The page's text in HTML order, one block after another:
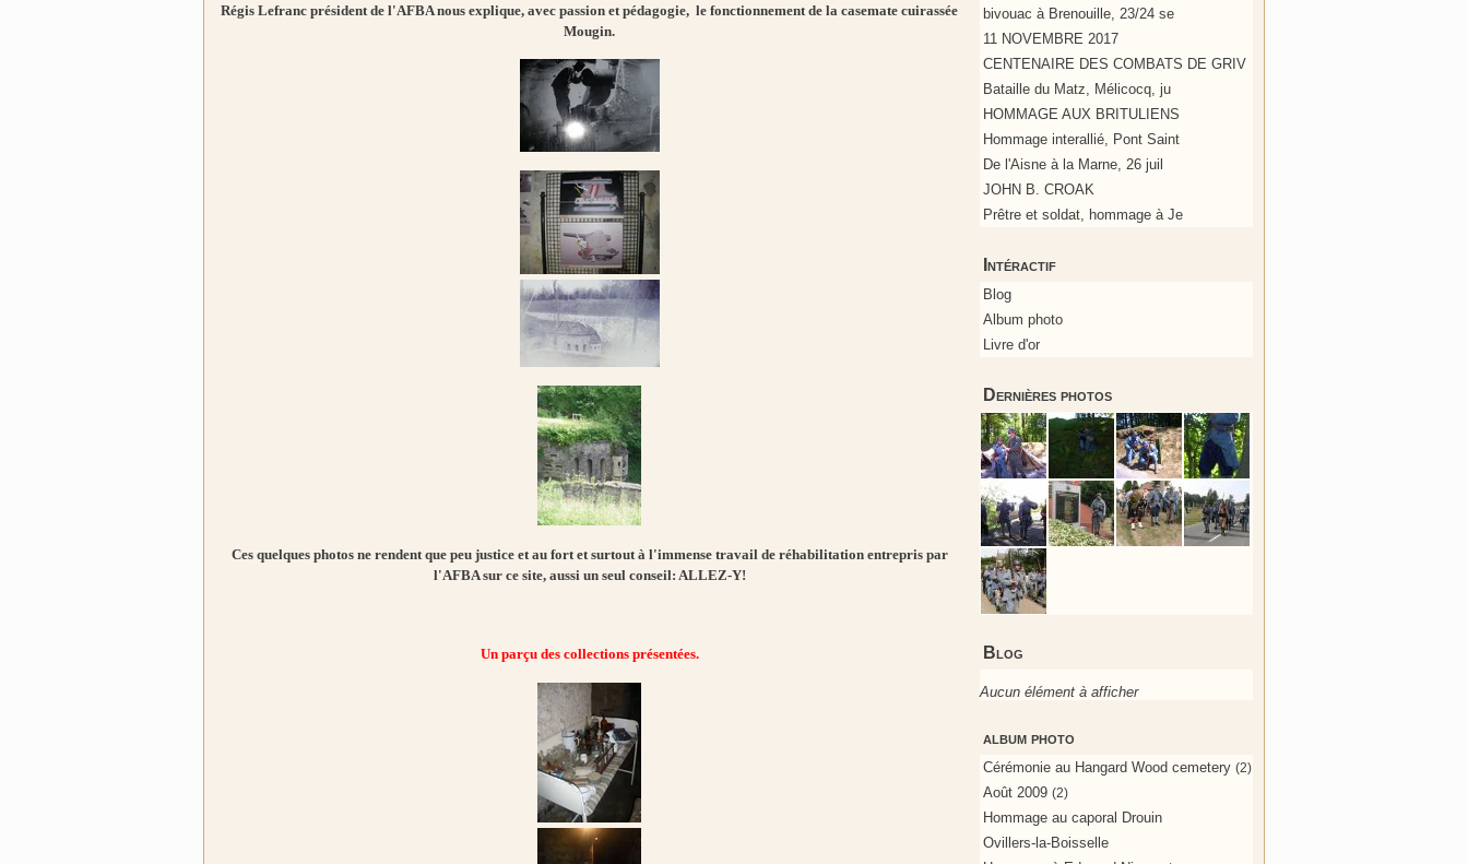
bivouac à Brenouille, 23/24 se
11 NOVEMBRE 2017
CENTENAIRE DES COMBATS DE GRIV
Bataille du Matz, Mélicocq, ju
HOMMAGE AUX BRITULIENS
Hommage interallié, Pont Saint
De l'Aisne à la Marne, 26 juil
JOHN B. CROAK
Prêtre et soldat, hommage à Je
Intéractif
Blog
Album photo
Livre d'or
Dernières photos
Blog
Aucun élément à afficher
album photo
Cérémonie au Hangard Wood cemetery (2)
Août 2009 (2)
Hommage au caporal Drouin
Ovillers-la-Boisselle
Régis Lefranc président de l'AFBA nous explique, avec passion et pédagogie, le fonctionnement de la casemate cuirassée
Mougin.
Ces quelques photos ne rendent que peu justice et au fort et surtout à l'immense travail de réhabilitation entrepris par
l'AFBA sur ce site, aussi un seul conseil: ALLEZ-Y!
Un parçu des collections présentées.